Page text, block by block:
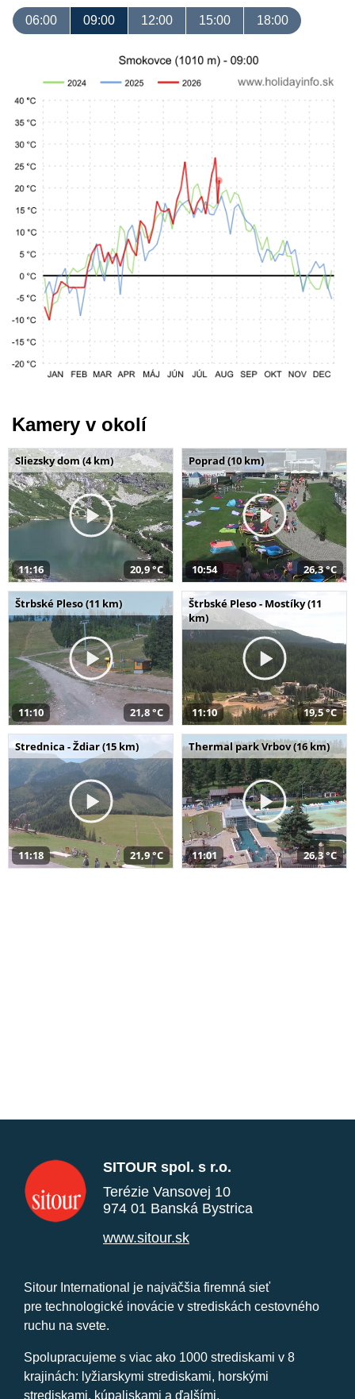
06:00 09:00 12:00 15:00 18:00
Kamery v okolí
Sliezsky dom (4 km)
11:16 20,9 °C
Poprad (10 km)
10:54 26,3 °C
Štrbské Pleso (11 km)
11:10 21,8 °C
Štrbské Pleso - Mostíky (11
km)
11:10 19,5 °C
Strednica - Ždiar (15 km)
11:18 21,9 °C
Thermal park Vrbov (16 km)
11:01 26,3 °C
SITOUR spol. s r.o.
Terézie Vansovej 10
974 01 Banská Bystrica
www.sitour.sk
Sitour International je najväčšia firemná sieť
pre technologické inovácie v strediskách cestovného
ruchu na svete.
Spolupracujeme s viac ako 1000 strediskami v 8
krajinách: lyžiarskymi strediskami, horskými
strediskami, kúpaliskami a ďalšími.